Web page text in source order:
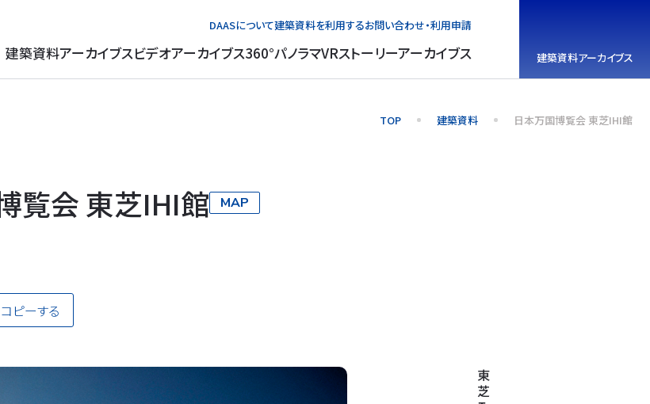
DAASについて建築資料を利用するお問い合わせ・利用申請
建築資料アーカイブスビデオアーカイブス360°パノラマVRストーリーアーカイブス 建築資料アーカイブス
TOP 建築資料 日本万国博覧会 東芝IHI館
覧会 東芝IHI館 MAP
コピーする